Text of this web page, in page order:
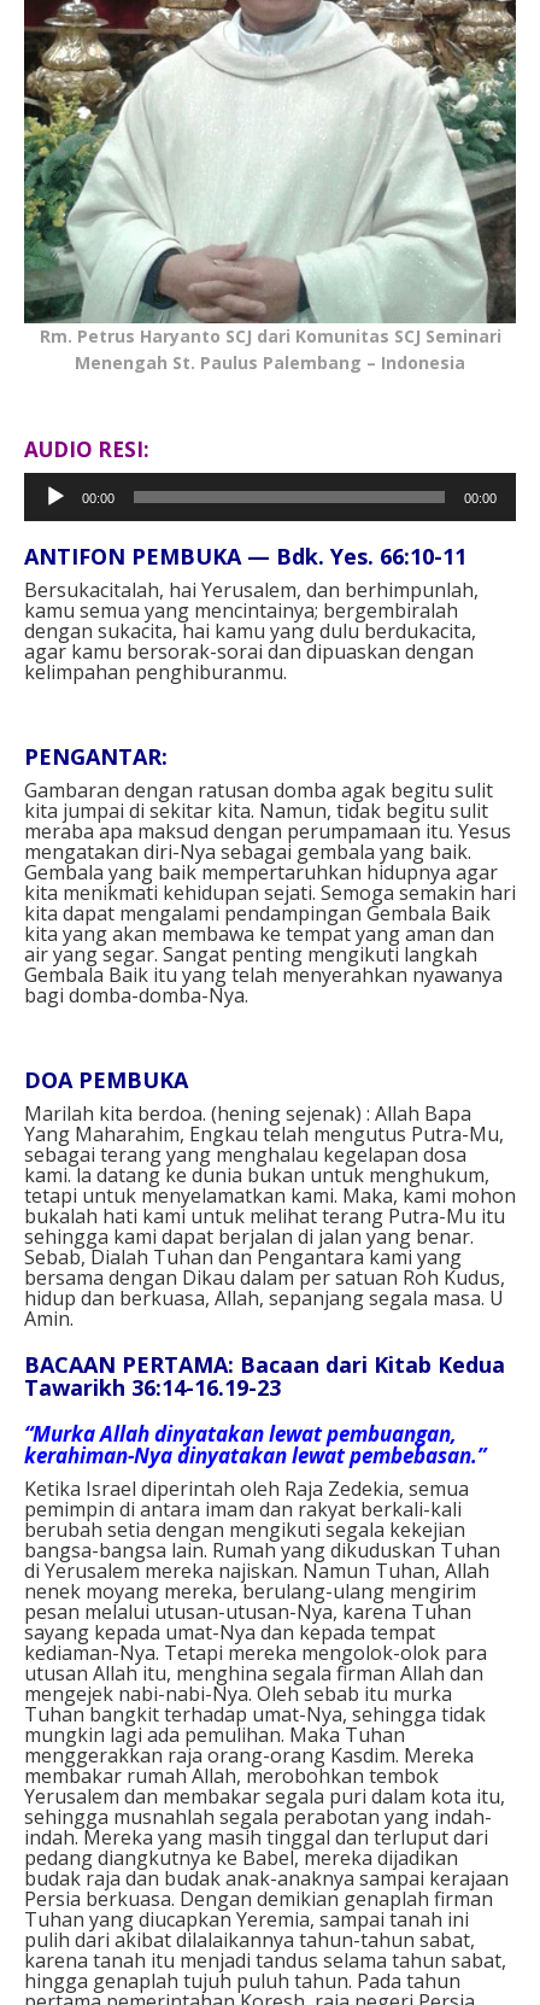
Rm. Petrus Haryanto SCJ dari Komunitas SCJ Seminari
Menengah St. Paulus Palembang – Indonesia
AUDIO RESI:
Pemutar
Audio
00:00 00:00
ANTIFON PEMBUKA — Bdk. Yes. 66:10-11⁣
Bersukacitalah, hai Yerusalem, dan berhimpunlah,
kamu semua yang mencintainya; bergembiralah
dengan sukacita, hai kamu yang dulu berdukacita,
agar kamu bersorak-sorai dan dipuaskan dengan
kelimpahan penghiburanmu.⁣
PENGANTAR: ⁣
Gambaran dengan ratusan domba agak begitu sulit
kita jumpai di sekitar kita. Namun, tidak begitu sulit
meraba apa maksud dengan perumpamaan itu. Yesus
mengatakan diri-Nya sebagai gembala yang baik.
Gembala yang baik mempertaruhkan hidupnya agar
kita menikmati kehidupan sejati. Semoga semakin hari
kita dapat mengalami pendampingan Gembala Baik
kita yang akan membawa ke tempat yang aman dan
air yang segar. Sangat penting mengikuti langkah
Gembala Baik itu yang telah menyerahkan nyawanya
bagi domba-domba-Nya.⁣
DOA PEMBUKA⁣
Marilah kita berdoa. (hening sejenak) : Allah Bapa
Yang Maharahim, Engkau telah mengutus Putra-Mu,
sebagai terang yang menghalau kegelapan dosa
kami. la datang ke dunia bukan untuk menghukum,
tetapi untuk menyelamatkan kami. Maka, kami mohon
bukalah hati kami untuk melihat terang Putra-Mu itu
sehingga kami dapat berjalan di jalan yang benar.
Sebab, Dialah Tuhan dan Pengantara kami yang
bersama dengan Dikau dalam per satuan Roh Kudus,
hidup dan berkuasa, Allah, sepanjang segala masa. U
Amin.⁣
BACAAN PERTAMA: Bacaan dari Kitab Kedua
Tawarikh 36:14-16.19-23
“Murka Allah dinyatakan lewat pembuangan,
kerahiman-Nya dinyatakan lewat pembebasan.”
Ketika Israel diperintah oleh Raja Zedekia, semua
pemimpin di antara imam dan rakyat berkali-kali
berubah setia dengan mengikuti segala kekejian
bangsa-bangsa lain. Rumah yang dikuduskan Tuhan
di Yerusalem mereka najiskan. Namun Tuhan, Allah
nenek moyang mereka, berulang-ulang mengirim
pesan melalui utusan-utusan-Nya, karena Tuhan
sayang kepada umat-Nya dan kepada tempat
kediaman-Nya. Tetapi mereka mengolok-olok para
utusan Allah itu, menghina segala firman Allah dan
mengejek nabi-nabi-Nya. Oleh sebab itu murka
Tuhan bangkit terhadap umat-Nya, sehingga tidak
mungkin lagi ada pemulihan. Maka Tuhan
menggerakkan raja orang-orang Kasdim. Mereka
membakar rumah Allah, merobohkan tembok
Yerusalem dan membakar segala puri dalam kota itu,
sehingga musnahlah segala perabotan yang indah-
indah. Mereka yang masih tinggal dan terluput dari
pedang diangkutnya ke Babel, mereka dijadikan
budak raja dan budak anak-anaknya sampai kerajaan
Persia berkuasa. Dengan demikian genaplah firman
Tuhan yang diucapkan Yeremia, sampai tanah ini
pulih dari akibat dilalaikannya tahun-tahun sabat,
karena tanah itu menjadi tandus selama tahun sabat,
hingga genaplah tujuh puluh tahun. Pada tahun